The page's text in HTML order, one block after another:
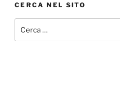
CERCA NEL SITO